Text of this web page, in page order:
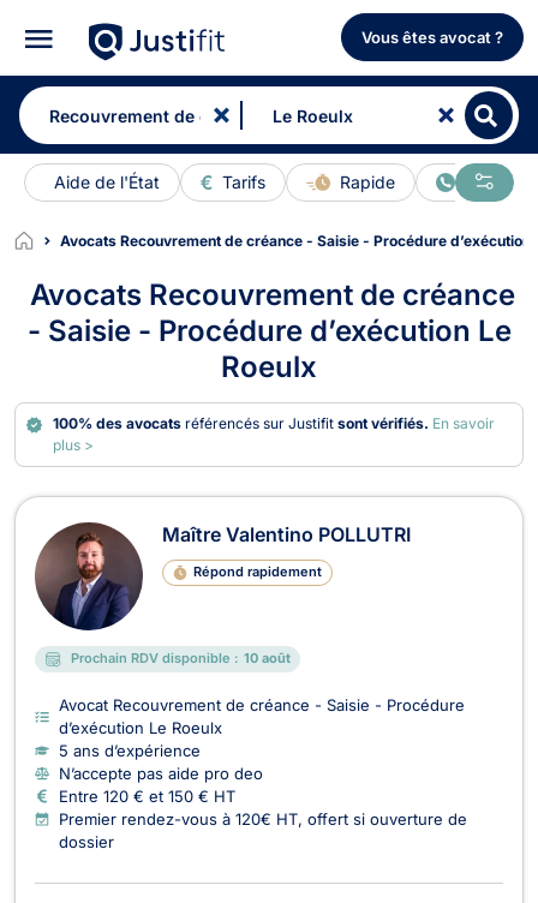
Vous êtes avocat ?
Aide de l'État Tarifs Rapide En ligne
Avocats Recouvrement de créance - Saisie - Procédure d’exécution
Avocats Recouvrement de créance
- Saisie - Procédure d’exécution Le
Roeulx
100% des avocats référencés sur Justifitsont vérifiés. En savoir
plus >
Avocats en Recouvrement de
Maître Valentino POLLUTRI
Répond rapidement
Prochain RDV disponible : 10 août
Avocat Recouvrement de créance - Saisie - Procédure
d’exécution Le Roeulx
5 ans d’expérience
N’accepte pas aide pro deo
Entre 120 € et 150 € HT
Premier rendez-vous à 120€ HT, offert si ouverture de
dossier